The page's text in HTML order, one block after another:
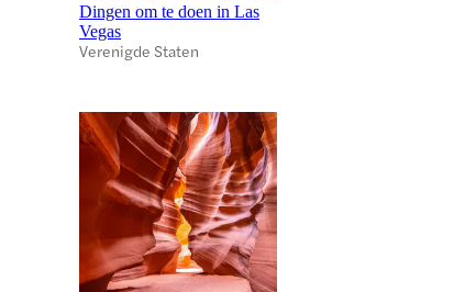
Dingen om te doen in Las
Vegas
Verenigde Staten